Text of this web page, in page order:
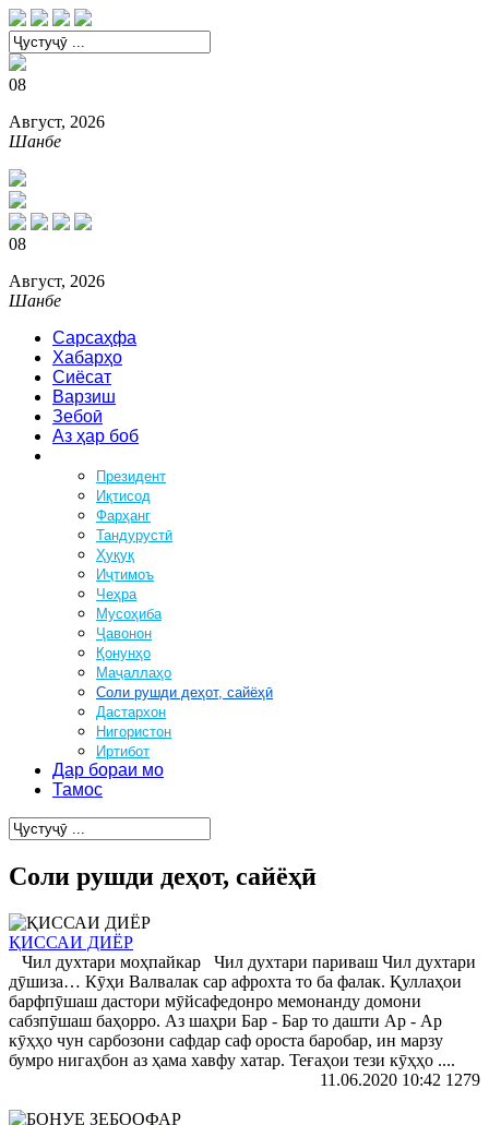
08
Август, 2026
Шанбе
08
Август, 2026
Шанбе
Сарсаҳфа
Хабарҳо
Сиёсат
Варзиш
Зебоӣ
Аз ҳар боб
Президент
Иқтисод
Фарҳанг
Тандурустӣ
Ҳуқуқ
Иҷтимоъ
Чеҳра
Мусоҳиба
Ҷавонон
Қонунҳо
Маҷаллаҳо
Соли рушди деҳот, сайёҳӣ
Дастархон
Нигористон
Иртибот
Дар бораи мо
Тамос
Соли рушди деҳот, сайёҳӣ
ҚИССАИ ДИЁР
Чил духтари моҳпайкар Чил духтари париваш Чил духтари
дӯшиза… Кӯҳи Валвалак сар афрохта то ба фалак. Қуллаҳои
барфпӯшаш дастори мӯйсафедонро мемонанду домони
сабзпӯшаш баҳорро. Аз шаҳри Бар - Бар то дашти Ар - Ар
кӯҳҳо чун сарбозони сафдар саф ороста баробар, ин марзу
бумро нигаҳбон аз ҳама хавфу хатар. Теғаҳои тези кӯҳҳо ....
11.06.2020 10:42 1279